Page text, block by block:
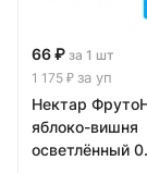
66 ₽ за 1 шт
1 175 ₽ за уп
Нектар
яблоко-вишня
осветлённый